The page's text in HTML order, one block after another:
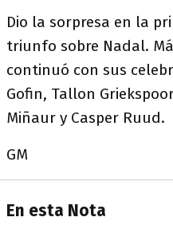
Dio la sorpresa en la
triunfo sobre Nadal.
continuó con sus
Gofin, Tallon
Miñaur y Casper Ruud.
GM
En esta Nota